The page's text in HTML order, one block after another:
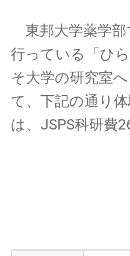
東邦大学薬学部
行っている「ひ
そ大学の研究室
て、下記の通り
は、JSPS科研費